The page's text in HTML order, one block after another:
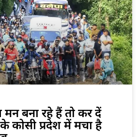
बना रहे हैं तो कर दें
कोसी प्रदेश में मचा है